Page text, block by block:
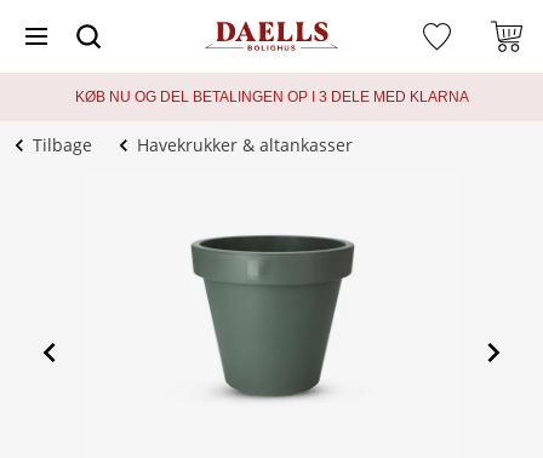
KØB NU OG DEL BETALINGEN OP I 3 DELE MED KLARNA
Tilbage Havekrukker & altankasser